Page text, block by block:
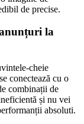
de precise.
la
cheie
conectează cu o
combinații de
și nu vei
absoluti.